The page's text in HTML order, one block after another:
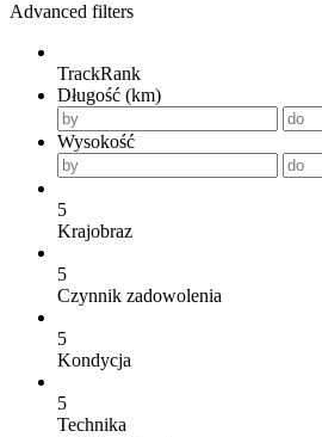
Advanced filters
TrackRank
Długość (km)
Wysokość
5
Krajobraz
5
Czynnik zadowolenia
5
Kondycja
5
Technika